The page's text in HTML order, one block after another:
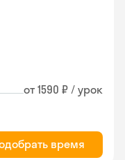
от 1590 ₽ / урок
время